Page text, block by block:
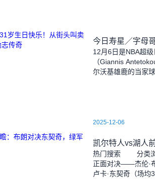
12月6日是NBA超
（Giannis
尔沃基雄鹿的当家
2025-12-06
热门搜索 分类浏览 NBA两大得分高手即将
正面对决——杰伦·
卢卡·东契奇（场均